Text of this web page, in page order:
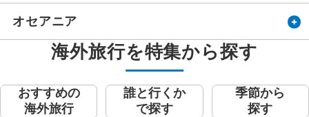
オセアニア
海外旅行を特集から探す
おすすめの
海外旅行
誰と行くか
で探す
季節から
探す